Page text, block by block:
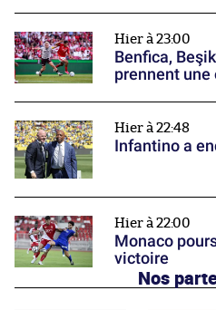
Hier à 23:00
Benfica,
prennent
Hier à 22:48
Infantino a
Hier à 22:00
Monaco
victoire
Nos